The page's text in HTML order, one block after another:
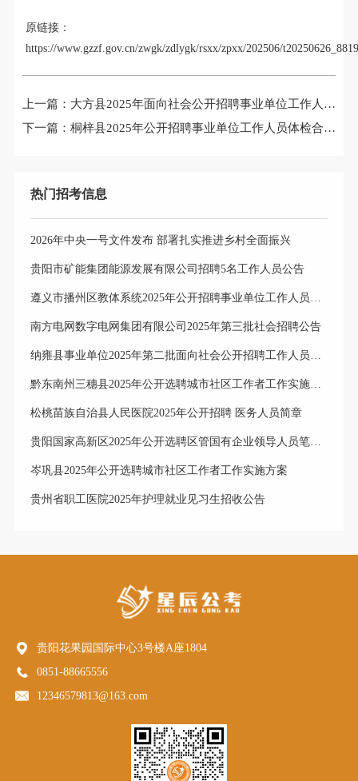
原链接：
https://www.gzzf.gov.cn/zwgk/zdlygk/rsxx/zpxx/202506/
上一篇： 大方县2025年面向社会公开招聘事业单位工作人员总成绩及进入体检人员名单公示（一）
下一篇： 桐梓县2025年公开招聘事业单位工作人员体检合格进入考察环节人员名单公告（第一批）
热门招考信息
2026年中央一号文件发布 部署扎实推进乡村全面振兴
贵阳市矿能集团能源发展有限公司招聘5名工作人员公告
南方电网数字电网集团有限公司2025年第三批社会招聘公告
黔东南州三穗县2025年公开选聘城市社区工作者工作实施方案
松桃苗族自治县人民医院2025年公开招聘 医务人员简章
贵阳国家高新区2025年公开选聘区管国有企业领导人员笔试成绩排名、笔试合格分数线及资格复审公告
岑巩县2025年公开选聘城市社区工作者工作实施方案
贵州省职工医院2025年护理就业见习生招收公告
贵阳花果园国际中心3号楼A座1804
0851-88665556
12346579813@163.com